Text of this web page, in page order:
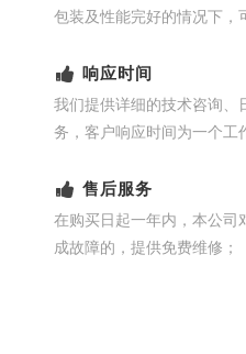
包装及性能完好的情况下，
响应时间
我们提供详细的技术咨询、
务，客户响应时间为一个工
售后服务
在购买日起一年内，本公司
成故障的，提供免费维修；